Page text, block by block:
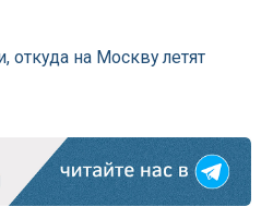
откуда на Москву летят